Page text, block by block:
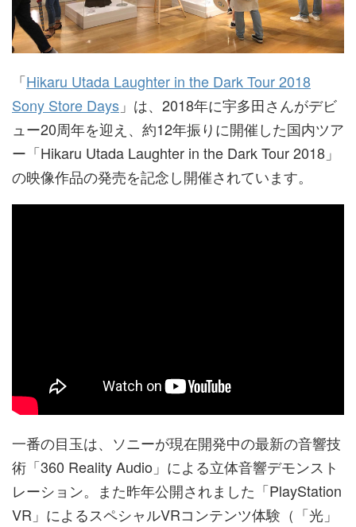
「Hikaru Utada Laughter in the Dark Tour 2018
Sony Store Days 」は、2018年に宇多田さんがデビ
ュー20周年を迎え、約12年振りに開催した国内ツア
ー「Hikaru Utada Laughter in the Dark Tour 2018」
の映像作品の発売を記念し開催されています。
一番の目玉は、ソニーが現在開発中の最新の音響技
術「360 Reality Audio」による立体音響デモンスト
レーション。また昨年公開されました「PlayStation
VR」によるスペシャルVRコンテンツ体験（「光」